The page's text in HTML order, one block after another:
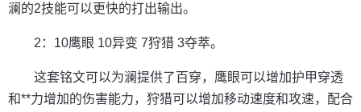
澜的2技能可以更快的打出输出。
2：10鹰眼 10异变 7狩猎 3夺萃。
这套铭文可以为澜提供了百穿，鹰眼可以增加护甲穿透
和**力增加的伤害能力，狩猎可以增加移动速度和攻速，配合